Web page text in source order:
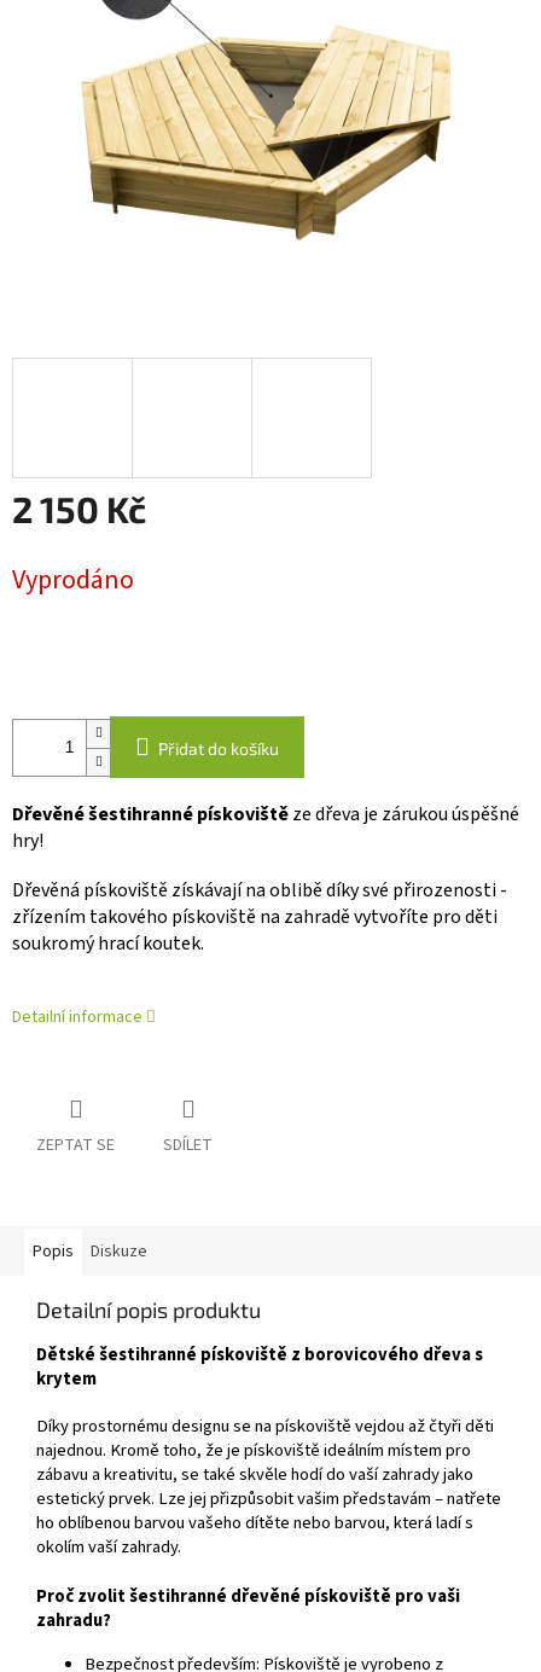
2 150 Kč
cena:
Vyprodáno
Přidat do košíku
Dřevěné šestihranné pískovištěze dřeva je zárukou úspěšné
hry!
Dřevěná pískoviště získávají na oblibě díky své přirozenosti -
zřízením takového pískoviště na zahradě vytvoříte pro děti
soukromý hrací koutek.
Detailní informace
ZEPTAT SE SDÍLET
Popis Diskuze
Detailní popis produktu
Dětské šestihranné pískoviště z borovicového dřeva s
krytem
Díky prostornému designu se na pískoviště vejdou až čtyři děti
najednou. Kromě toho, že je pískoviště ideálním místem pro
zábavu a kreativitu, se také skvěle hodí do vaší zahrady jako
estetický prvek. Lze jej přizpůsobit vašim představám – natřete
ho oblíbenou barvou vašeho dítěte nebo barvou, která ladí s
okolím vaší zahrady.
Proč zvolit šestihranné dřevěné pískoviště pro vaši
zahradu?
Bezpečnost především: Pískoviště je vyrobeno z